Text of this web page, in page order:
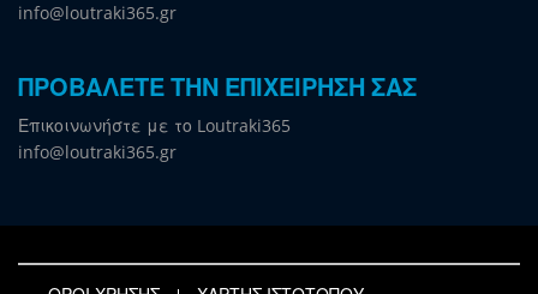
info@loutraki365.gr
ΠΡΟΒΑΛΕΤΕ ΤΗΝ ΕΠΙΧΕΙΡΗΣΗ ΣΑΣ
Επικοινωνήστε με το Loutraki365
info@loutraki365.gr